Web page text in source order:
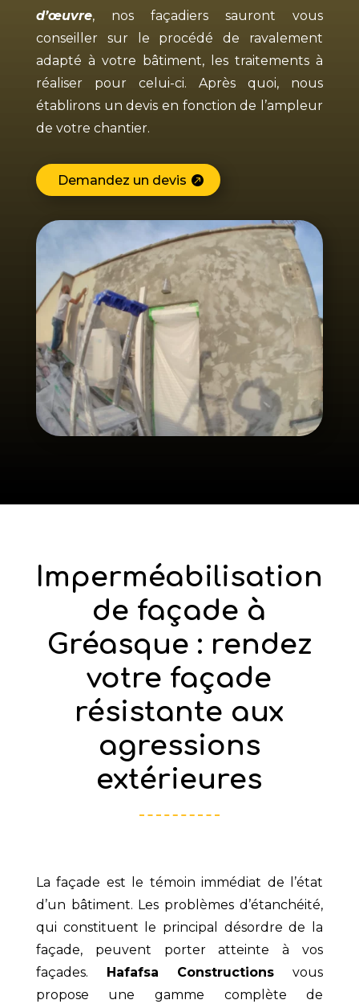
d’œuvre, nos façadiers sauront vous
conseiller sur le procédé de ravalement
adapté à votre bâtiment, les traitements à
réaliser pour celui-ci. Après quoi, nous
établirons un devis en fonction de l’ampleur
de votre chantier.
Demandez un devis
Imperméabilisation
de façade à
Gréasque : rendez
votre façade
résistante aux
agressions
extérieures
La façade est le témoin immédiat de l’état
d’un bâtiment. Les problèmes d’étanchéité,
qui constituent le principal désordre de la
façade, peuvent porter atteinte à vos
façades. Hafafsa Constructions vous
propose une gamme complète de